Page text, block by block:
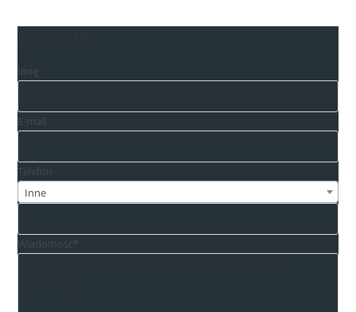
Imię
E-mail
Telefon
Inne
Wiadomość*